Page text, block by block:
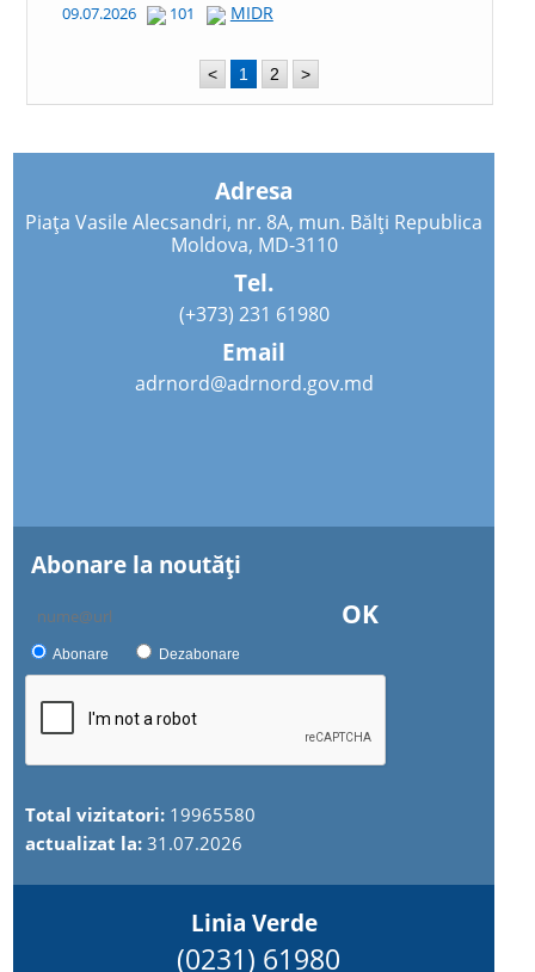
09.07.2026 101 MIDR
< 1 2 >
Adresa
Piața Vasile Alecsandri, nr. 8A, mun. Bălți Republica
Moldova, MD-3110
Tel.
(+373) 231 61980
Email
adrnord@adrnord.gov.md
Abonare la noutăţi
OK
Abonare Dezabonare
Total vizitatori: 19965580
actualizat la:31.07.2026
Linia Verde
(0231) 61980